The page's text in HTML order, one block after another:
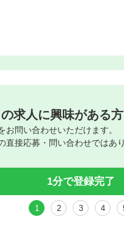
求人に興味がある
お問い合わせいただけます。
直接応募・問い合わせではあ
1分で登録完了
1 2 3 4